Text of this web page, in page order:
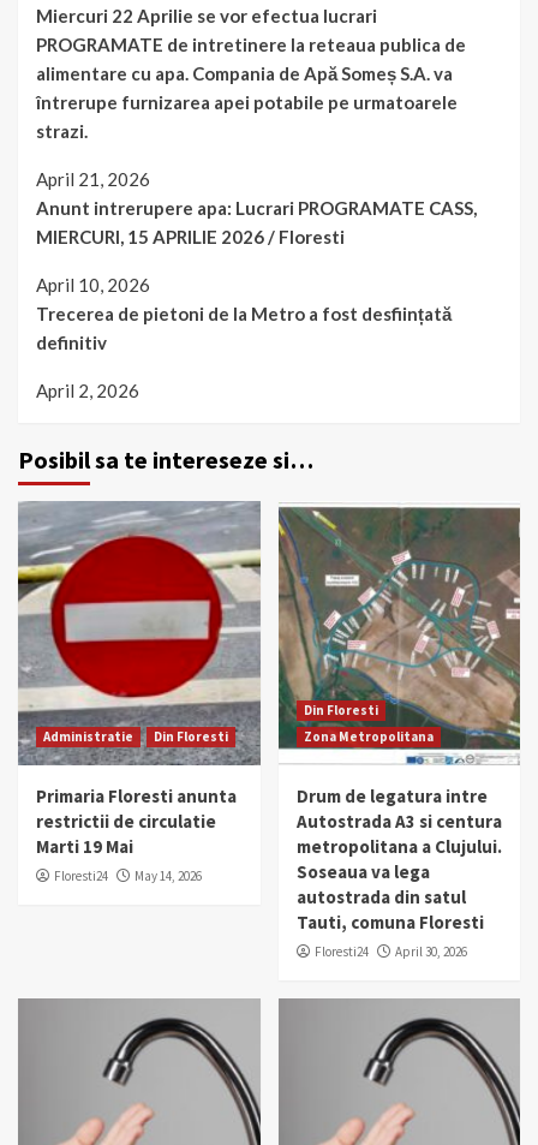
Miercuri 22 Aprilie se vor efectua lucrari
PROGRAMATE de intretinere la reteaua publica de
alimentare cu apa. Compania de Apă Someș S.A. va
întrerupe furnizarea apei potabile pe urmatoarele
strazi.
April 21, 2026
Anunt intrerupere apa: Lucrari PROGRAMATE CASS,
MIERCURI, 15 APRILIE 2026 / Floresti
April 10, 2026
Trecerea de pietoni de la Metro a fost desființată
definitiv
April 2, 2026
Posibil sa te intereseze si…
Administratie Din Floresti
Primaria Floresti anunta
restrictii de circulatie
Marti 19 Mai
Floresti24 May 14, 2026
Din Floresti
Zona Metropolitana
Drum de legatura intre
Autostrada A3 si centura
metropolitana a Clujului.
Soseaua va lega
autostrada din satul
Tauti, comuna Floresti
Floresti24 April 30, 2026